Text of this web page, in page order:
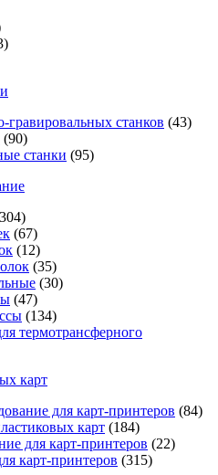
гравировальных станков (43)
(90)
станки (95)
(67)
(12)
(35)
(30)
(47)
(134)
термотрансферного
карт
для карт-принтеров (84)
карт (184)
для карт-принтеров (22)
карт-принтеров (315)